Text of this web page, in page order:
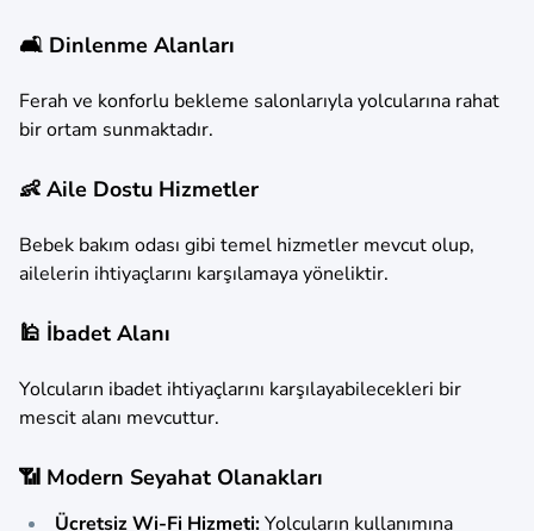
🛋️ Dinlenme Alanları
Ferah ve konforlu bekleme salonlarıyla yolcularına rahat
bir ortam sunmaktadır.
👶 Aile Dostu Hizmetler
Bebek bakım odası gibi temel hizmetler mevcut olup,
ailelerin ihtiyaçlarını karşılamaya yöneliktir.
🕌 İbadet Alanı
Yolcuların ibadet ihtiyaçlarını karşılayabilecekleri bir
mescit alanı mevcuttur.
📶 Modern Seyahat Olanakları
Ücretsiz Wi-Fi Hizmeti:Yolcuların kullanımına